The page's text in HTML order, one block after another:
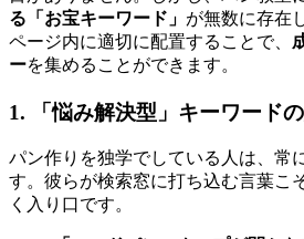
る「お宝キーワード」 が無数に存在
ページ内に適切に配置することで、
ーを集めることができます。
1. 「悩み解決型」キーワード
パン作りを独学でしている人は、常
す。彼らが検索窓に打ち込む言葉こ
く入り口です。